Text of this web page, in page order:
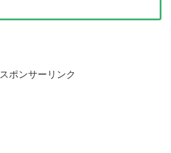
スポンサーリンク